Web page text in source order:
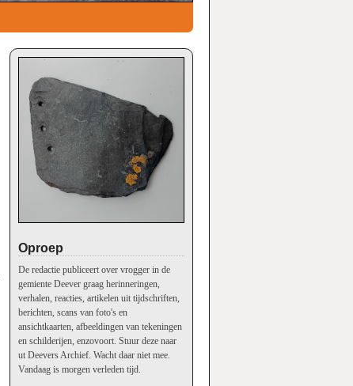
Oproep
De redactie publiceert over vrogger in de
gemiente Deever graag herinneringen,
verhalen, reacties, artikelen uit tijdschriften,
berichten, scans van foto's en
ansichtkaarten, afbeeldingen van tekeningen
en schilderijen, enzovoort. Stuur deze naar
ut Deevers Archief. Wacht daar niet mee.
Vandaag is morgen verleden tijd.